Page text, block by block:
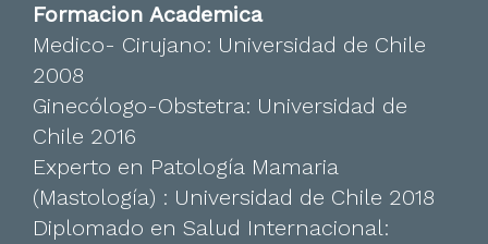
Formacion Academica
Medico- Cirujano: Universidad de Chile
2008
Ginecólogo-Obstetra: Universidad de
Chile 2016
Experto en Patología Mamaria
(Mastología) : Universidad de Chile 2018
Diplomado en Salud Internacional: